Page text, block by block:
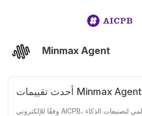
Minmax Agent
أحدث تقييمات Minmax Agent
وفقًا للإلكتروني AICPB، المعيار العالمي لتصنيفات الذكاء